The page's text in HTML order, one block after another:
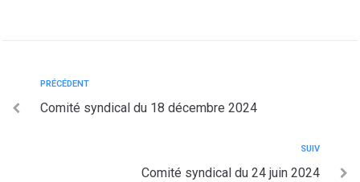
PRÉCÉDENT
Comité syndical du 18 décembre 2024
SUIV
Comité syndical du 24 juin 2024